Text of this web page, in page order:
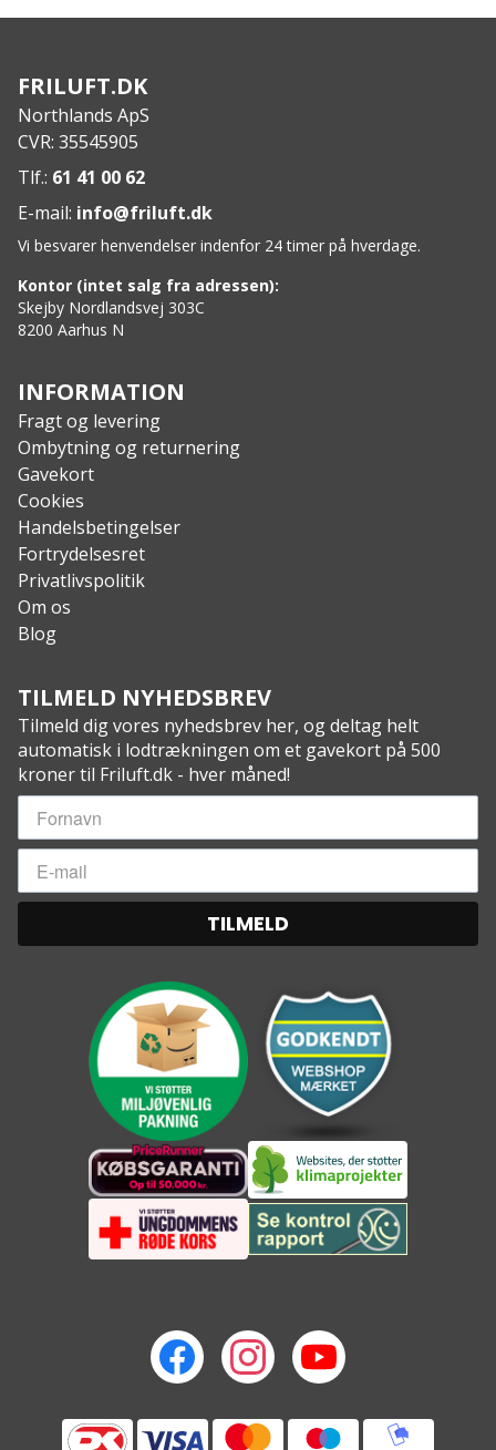
FRILUFT.DK
Northlands ApS
CVR: 35545905
Tlf.: 61 41 00 62
E-mail: info@friluft.dk
Vi besvarer henvendelser indenfor 24 timer på hverdage.
Kontor (intet salg fra adressen):
Skejby Nordlandsvej 303C
8200 Aarhus N
INFORMATION
Fragt og levering
Ombytning og returnering
Gavekort
Cookies
Handelsbetingelser
Fortrydelsesret
Privatlivspolitik
Om os
Blog
TILMELD NYHEDSBREV
Tilmeld dig vores nyhedsbrev her, og deltag helt
automatisk i lodtrækningen om et gavekort på 500
kroner til Friluft.dk - hver måned!
TILMELD